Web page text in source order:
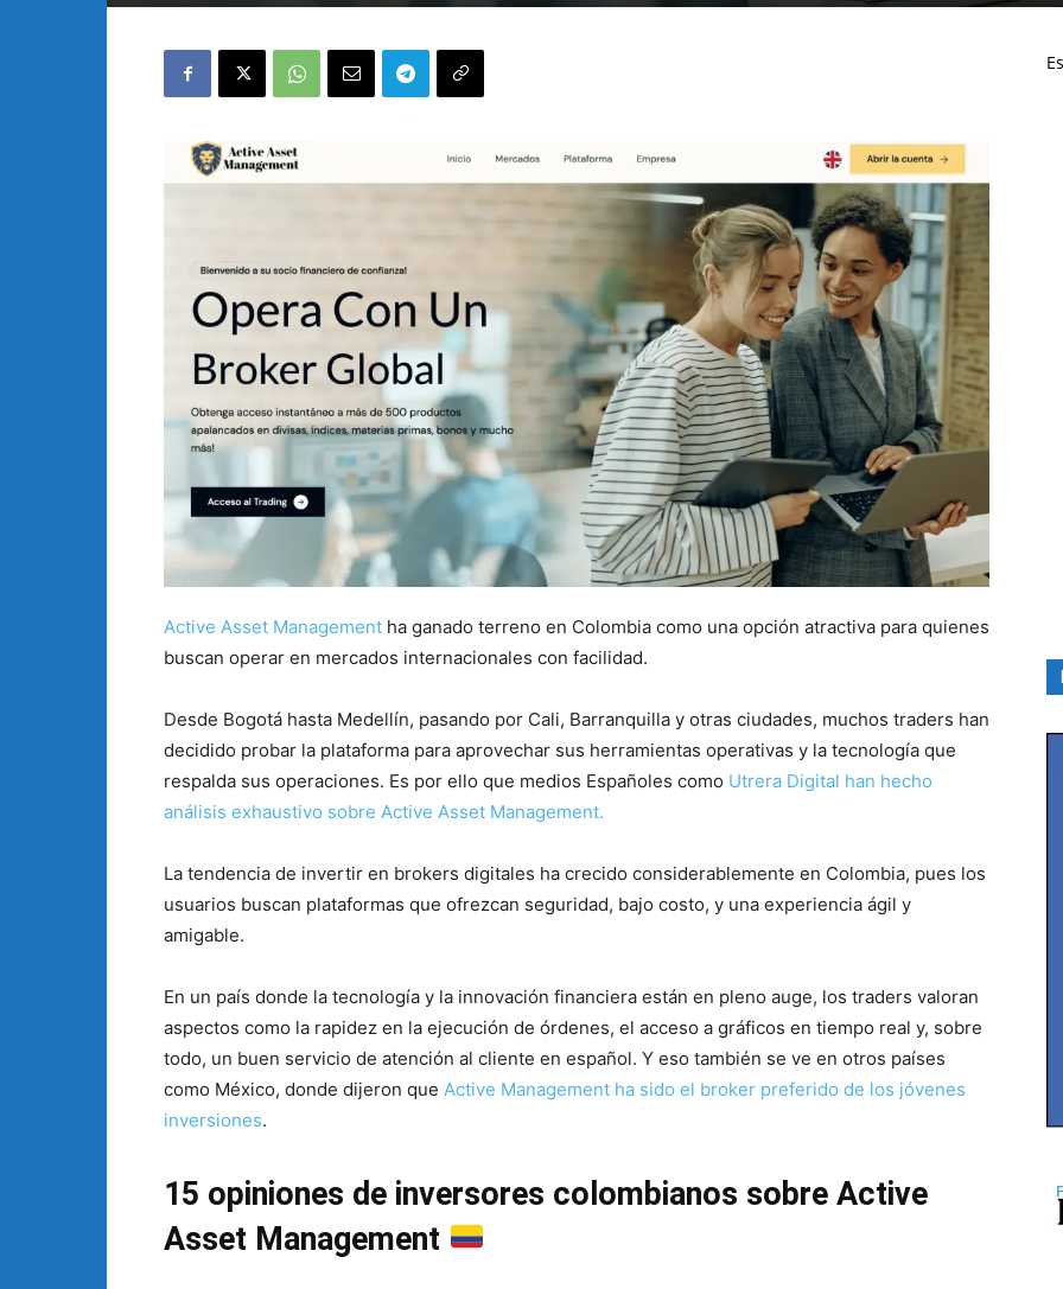
Active Asset Management ha ganado terreno en Colombia como una opción atractiva para quienes
buscan operar en mercados internacionales con facilidad.
Desde Bogotá hasta Medellín, pasando por Cali, Barranquilla y otras ciudades, muchos traders han
decidido probar la plataforma para aprovechar sus herramientas operativas y la tecnología que
respalda sus operaciones. Es por ello que medios Españoles como Utrera Digital han hecho
análisis exhaustivo sobre Active Asset Management.
La tendencia de invertir en brokers digitales ha crecido considerablemente en Colombia, pues los
usuarios buscan plataformas que ofrezcan seguridad, bajo costo, y una experiencia ágil y
amigable.
En un país donde la tecnología y la innovación financiera están en pleno auge, los traders valoran
aspectos como la rapidez en la ejecución de órdenes, el acceso a gráficos en tiempo real y, sobre
todo, un buen servicio de atención al cliente en español. Y eso también se ve en otros países
como México, donde dijeron que Active Management ha sido el broker preferido de los jóvenes
inversiones.
15 opiniones de inversores colombianos sobre Active
Asset Management